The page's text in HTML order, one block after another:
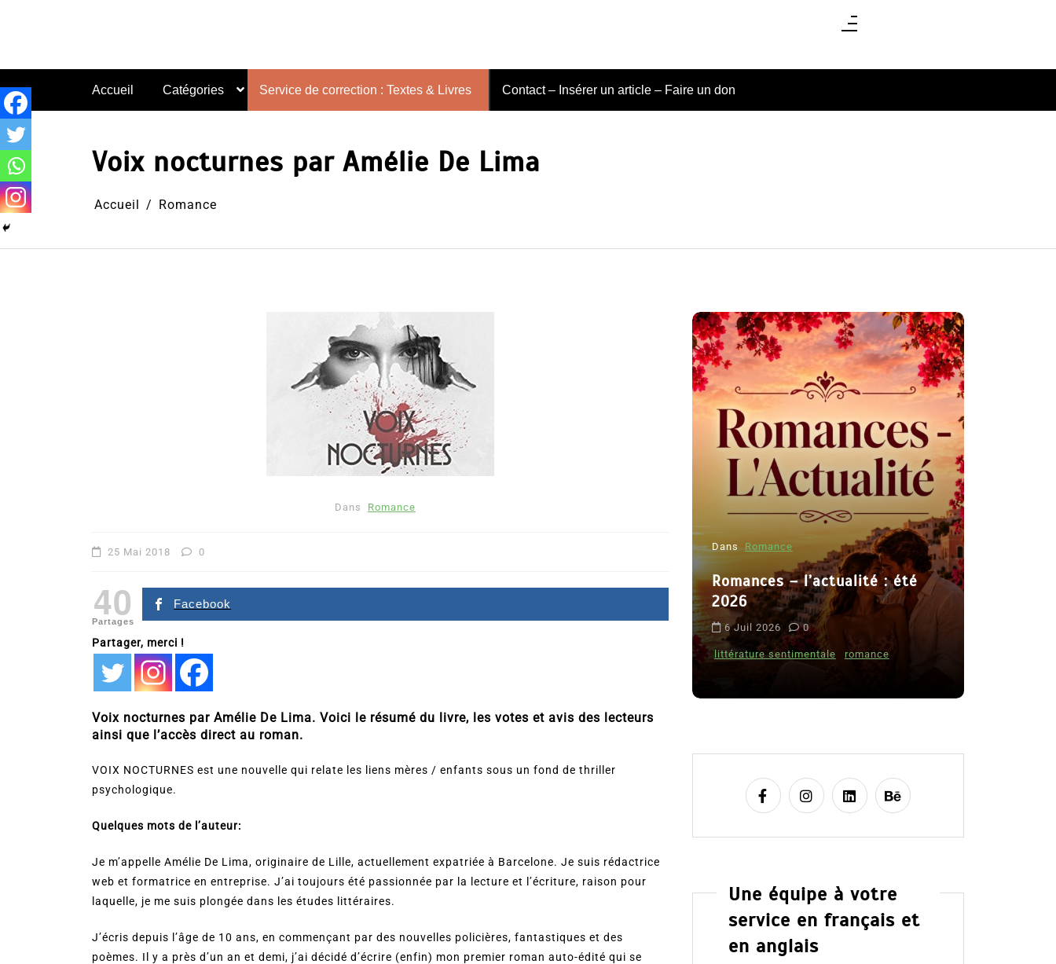
Accueil Catégories Service de correction : Textes & Livres Contact – Insérer un article – Faire un don
Voix nocturnes par Amélie De Lima
Accueil Romance
Dans Romance
25 Mai 2018 0
40
Partages
Facebook
Partager, merci !
Voix nocturnes par Amélie De Lima. Voici le résumé du livre, les votes et avis des lecteurs
ainsi que l’accès direct au roman.
VOIX NOCTURNES est une nouvelle qui relate les liens mères / enfants sous un fond de thriller
psychologique.
Quelques mots de l’auteur:
Je m’appelle Amélie De Lima, originaire de Lille, actuellement expatriée à Barcelone. Je suis rédactrice
web et formatrice en entreprise. J’ai toujours été passionnée par la lecture et l’écriture, raison pour
laquelle, je me suis plongée dans les études littéraires.
J’écris depuis l’âge de 10 ans, en commençant par des nouvelles policières, fantastiques et des
poèmes. Il y a près d’un an et demi, j’ai décidé d’écrire (enfin) mon premier roman auto-édité qui se
Dans Romance
2026
littérature sentimentale
Dans Thriller
Le coupable n’est pas Camille
Dans Romance
Romances – l’actualité : été
2026
6 Juil 2026 0
littérature sentimentale romance
Une équipe à votre
service en français et
en anglais